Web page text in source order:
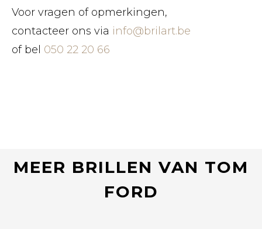
Voor vragen of opmerkingen,
contacteer ons via info@brilart.be
of bel 050 22 20 66
MEER BRILLEN VAN TOM
FORD